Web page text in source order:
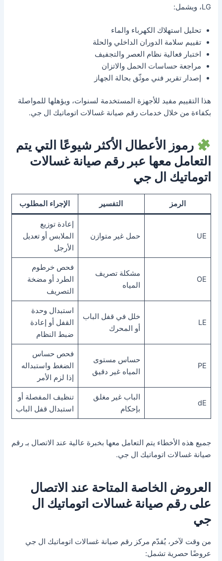
LG، ويشمل:
تحليل استهلاك الكهرباء والماء
تقييم سلامة الدوران الداخلي والحلة
اختبار فعالية نظام العصر والتجفيف
مراجعة حساسات الحمل والاتزان
إصدار تقرير فني موثّق بحالة الجهاز
هذا التقييم مفيد للأجهزة المستخدمة لسنوات، ويؤهلها للمواصلة
بكفاءة من خلال خدمات رقم صيانة غسالات اتوماتيك ال جي.
رموز الأعطال الأكثر شيوعًا التي يتم
التعامل معها عبر رقم صيانة غسالات
اتوماتيك ال جي
الرمز التفسير الإجراء المطلوب
UE حمل غير متوازن
إعادة توزيع
الملابس أو تعديل
الأرجل
OE
مشكلة تصريف
المياه
فحص خرطوم
الطرد أو مضخة
التصريف
LE
خلل في قفل الباب
أو المحرك
استبدال وحدة
القفل أو إعادة
ضبط النظام
PE
حساس مستوى
المياه غير دقيق
فحص حساس
الضغط واستبداله
إذا لزم الأمر
dE
الباب غير مغلق
بإحكام
تنظيف المفصلة أو
استبدال قفل الباب
جميع هذه الأخطاء يتم التعامل معها بخبرة عالية عند الاتصال بـ رقم
صيانة غسالات اتوماتيك ال جي.
العروض الخاصة المتاحة عند الاتصال
على رقم صيانة غسالات اتوماتيك ال
جي
من وقت لآخر، يُقدّم مركز رقم صيانة غسالات اتوماتيك ال جي
عروضًا حصرية تشمل: